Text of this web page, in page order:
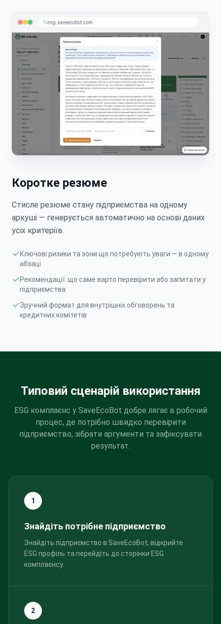
esg.saveecobot.com
Коротке резюме
Стисле резюме стану підприємства на одному
аркуші — генерується автоматично на основі даних
усіх критеріїв.
Ключові ризики та зони що потребують уваги — в одному
абзаці
Рекомендації: що саме варто перевірити або запитати у
підприємства
Зручний формат для внутрішніх обговорень та
кредитних комітетів
Типовий сценарій використання
ESG комплаєнс у SaveEcoBot добре лягає в робочий
процес, де потрібно швидко перевірити
підприємство, зібрати аргументи та зафіксувати
результат.
1
Знайдіть потрібне підприємство
Знайдіть підприємство в SaveEcoBot, відкрийте
ESG профіль та перейдіть до сторінки ESG
комплаєнсу.
2